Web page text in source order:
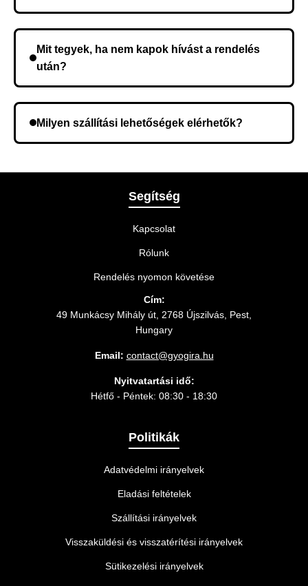
Mit tegyek, ha nem kapok hívást a rendelés
után?
meg a rendelést.
Milyen szállítási lehetőségek elérhetők?
legmegfelelőbb szállítási módot.
Segítség
Kapcsolat
Rólunk
Rendelés nyomon követése
Cím:
49 Munkácsy Mihály út, 2768 Újszilvás, Pest,
Hungary
Email: contact@gyogira.hu
Nyitvatartási idő:
Hétfő - Péntek: 08:30 - 18:30
Politikák
Adatvédelmi irányelvek
Eladási feltételek
Szállítási irányelvek
Visszaküldési és visszatérítési irányelvek
Sütikezelési irányelvek